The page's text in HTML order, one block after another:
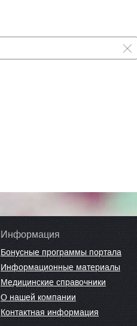
Информация
Бонусные программы портала
Информационные материалы
Медицинские справочники
О нашей компании
Контактная информация